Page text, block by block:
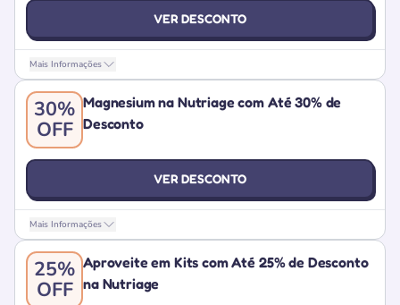
VER DESCONTO
Mais Informações
30%
OFF
Magnesium na Nutriage com Até 30% de
Desconto
VER DESCONTO
Mais Informações
25%
OFF
Aproveite em Kits com Até 25% de Desconto
na Nutriage